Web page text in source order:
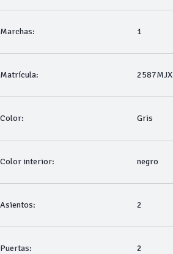
Marchas: 1
Matrícula: 2587MJX
Color: Gris
Color interior: negro
Asientos: 2
Puertas: 2